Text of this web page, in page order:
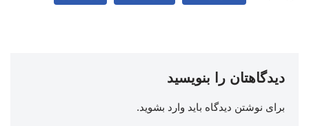
دیدگاهتان را بنویسید
برای نوشتن دیدگاه باید وارد بشوید.